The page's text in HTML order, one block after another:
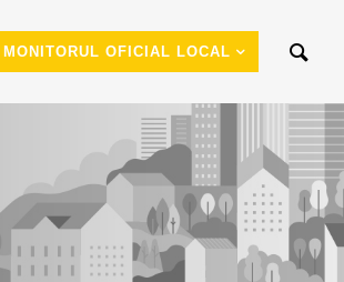
MONITORUL OFICIAL LOCAL